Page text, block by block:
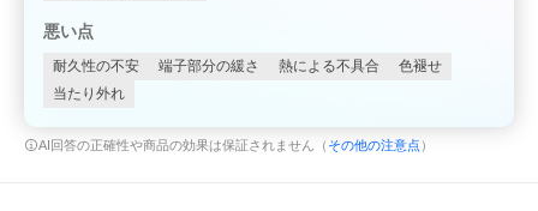
悪い点
耐久性の不安 端子部分の緩さ 熱による不具合
色褪せ
当たり外れ
AI回答の正確性や商品の効果は保証されません（ その他の注意点 ）